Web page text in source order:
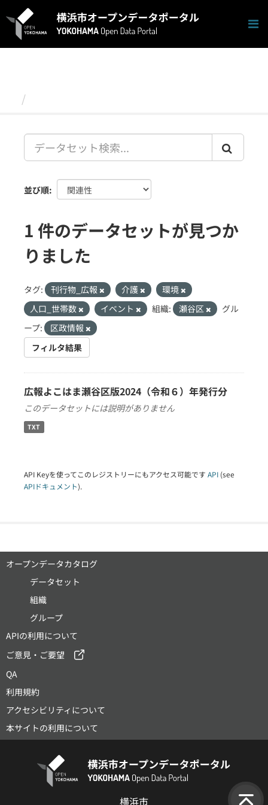
キ
並び順
1 件のデータセットが見つか
りました
タグ: 刊行物_広報 介護
環境
人口_世帯数
イベント 組織: 瀬谷区
グル
ープ:
区政情報
フィルタ結果
広報よこはま瀬谷区版2024（令和６）年発行分
このデータセットには説明がありません
TXT
API Keyを使ってこのレジストリーにもアクセス可能です API (see
APIドキュメント).
オープンデータカタログ
データセット
組織
グループ
APIの利用について
ご意見・ご要望
QA
利用規約
アクセシビリティについて
本サイトの利用について
横浜市